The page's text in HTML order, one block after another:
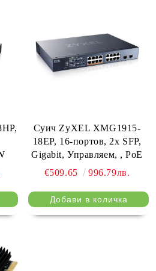
Суич ZyXEL XMG1915-
18EP, 16-портов, 2x SFP,
Gigabit, Управляем, , PoE
€509.65
996.79лв.